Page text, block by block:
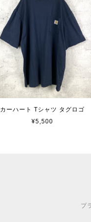
カーハート Tシャツ タグロゴ
¥5,500
プ